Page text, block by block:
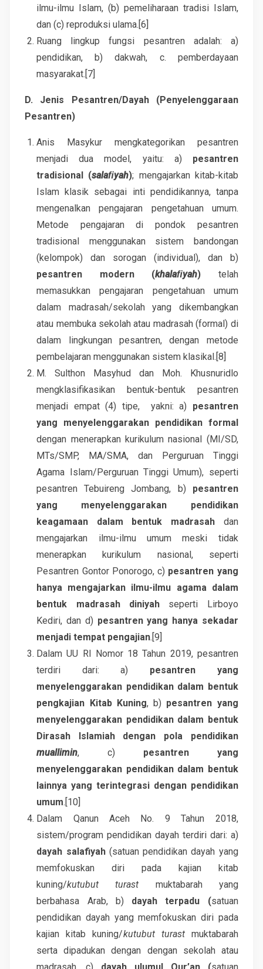
ilmu-ilmu Islam, (b) pemeliharaan tradisi Islam,
dan (c) reproduksi ulama.[6]
Ruang lingkup fungsi pesantren adalah: a)
pendidikan, b) dakwah, c. pemberdayaan
masyarakat.[7]
D. Jenis Pesantren/Dayah (Penyelenggaraan
Pesantren)
Anis Masykur mengkategorikan pesantren
menjadi dua model, yaitu: a) pesantren
tradisional (salaﬁyah); mengajarkan kitab-kitab
Islam klasik sebagai inti pendidikannya, tanpa
mengenalkan pengajaran pengetahuan umum.
Metode pengajaran di pondok pesantren
tradisional menggunakan sistem bandongan
(kelompok) dan sorogan (individual), dan b)
pesantren modern (khalaﬁyah) telah
memasukkan pengajaran pengetahuan umum
dalam madrasah/sekolah yang dikembangkan
atau membuka sekolah atau madrasah (formal) di
dalam lingkungan pesantren, dengan metode
pembelajaran menggunakan sistem klasikal.[8]
M. Sulthon Masyhud dan Moh. Khusnuridlo
mengklasifikasikan bentuk-bentuk pesantren
menjadi empat (4) tipe, yakni: a) pesantren
yang menyelenggarakan pendidikan formal
dengan menerapkan kurikulum nasional (MI/SD,
MTs/SMP, MA/SMA, dan Perguruan Tinggi
Agama Islam/Perguruan Tinggi Umum), seperti
pesantren Tebuireng Jombang, b) pesantren
yang menyelenggarakan pendidikan
keagamaan dalam bentuk madrasah dan
mengajarkan ilmu-ilmu umum meski tidak
menerapkan kurikulum nasional, seperti
Pesantren Gontor Ponorogo, c) pesantren yang
hanya mengajarkan ilmu-ilmu agama dalam
bentuk madrasah diniyah seperti Lirboyo
Kediri, dan d) pesantren yang hanya sekadar
menjadi tempat pengajian.[9]
Dalam UU RI Nomor 18 Tahun 2019, pesantren
terdiri dari: a) pesantren yang
menyelenggarakan pendidikan dalam bentuk
pengkajian Kitab Kuning, b) pesantren yang
menyelenggarakan pendidikan dalam bentuk
Dirasah Islamiah dengan pola pendidikan
muallimin, c) pesantren yang
menyelenggarakan pendidikan dalam bentuk
lainnya yang terintegrasi dengan pendidikan
umum.[10]
Dalam Qanun Aceh No. 9 Tahun 2018,
sistem/program pendidikan dayah terdiri dari: a)
dayah salafiyah(satuan pendidikan dayah yang
memfokuskan diri pada kajian kitab
kuning/kutubut turast muktabarah yang
berbahasa Arab, b) dayah terpadu (satuan
pendidikan dayah yang memfokuskan diri pada
kajian kitab kuning/kutubut turastmuktabarah
serta dipadukan dengan dengan sekolah atau